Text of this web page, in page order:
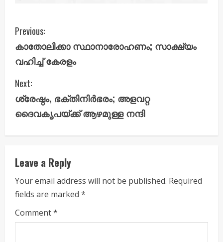
C
o
n
t
i
n
u
e
R
e
Previous:
കാതോലിക്കാ സ്ഥാനാരോഹണം; സാക്ഷ്യം
വഹിച്ച് കേരളം
Next:
ശ്രേഷ്ഠം, ഭക്തിനിർഭരം; അളവറ്റ
ദൈവകൃപയ്ക്ക് ആഴമുള്ള നന്ദി
Leave a Reply
Your email address will not be published. Required
fields are marked *
Comment*